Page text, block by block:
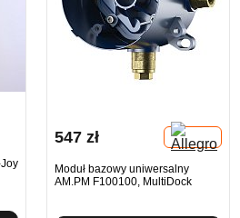
547 zł
Moduł bazowy uniwersalny
AM.PM F100100, MultiDock